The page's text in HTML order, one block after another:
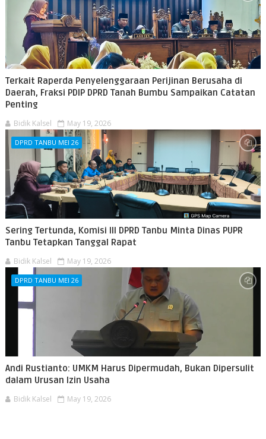
Terkait Raperda Penyelenggaraan Perijinan Berusaha di
Daerah, Fraksi PDIP DPRD Tanah Bumbu Sampaikan Catatan
Penting
Bidik Kalsel May 19, 2026
DPRD TANBU MEI 26
Sering Tertunda, Komisi III DPRD Tanbu Minta Dinas PUPR
Tanbu Tetapkan Tanggal Rapat
Bidik Kalsel May 19, 2026
DPRD TANBU MEI 26
Andi Rustianto: UMKM Harus Dipermudah, Bukan Dipersulit
dalam Urusan Izin Usaha
Bidik Kalsel May 19, 2026